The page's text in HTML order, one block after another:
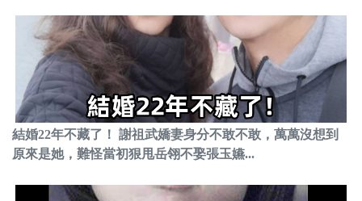
結婚22年不藏了！ 謝祖武嬌妻身分不敢不敢，萬萬沒想到
原來是她，難怪當初狠甩岳翎不娶張玉嬿...